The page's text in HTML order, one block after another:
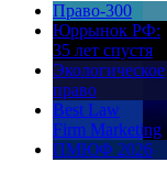
Право-300
Юррынок РФ:
35 лет спустя
Экологическое
право
Best Law
Firm Marketing
ПМЮФ 2026